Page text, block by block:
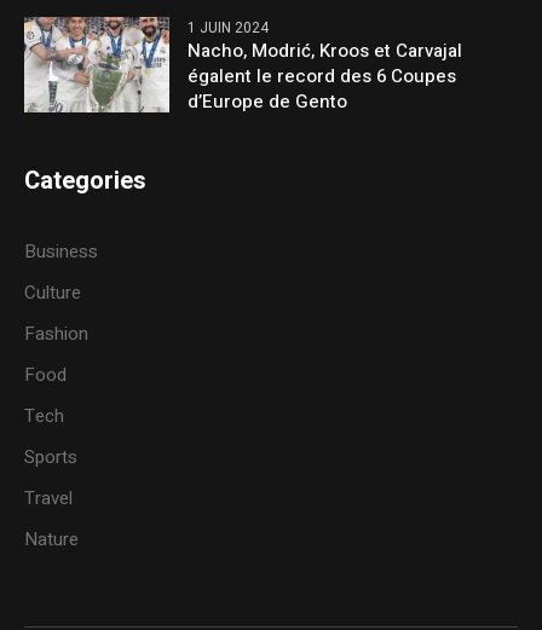
1 JUIN 2024
Nacho, Modrić, Kroos et Carvajal
égalent le record des 6 Coupes
d’Europe de Gento
Categories
Business
Culture
Fashion
Food
Tech
Sports
Travel
Nature